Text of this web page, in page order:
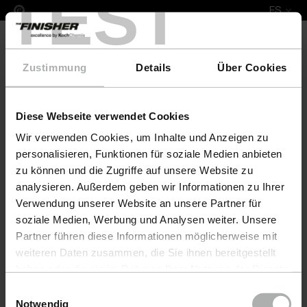
TEST
Zustimmung Details Über Cookies
Diese Webseite verwendet Cookies
Wir verwenden Cookies, um Inhalte und Anzeigen zu
personalisieren, Funktionen für soziale Medien anbieten
zu können und die Zugriffe auf unsere Website zu
analysieren. Außerdem geben wir Informationen zu Ihrer
Verwendung unserer Website an unsere Partner für
soziale Medien, Werbung und Analysen weiter. Unsere
Partner führen diese Informationen möglicherweise mit
weiteren Daten zusammen, die Sie ihnen bereitgestellt
Einstellungen zu den Cookies finden Sie unter
Notwendig
ES
Leather Fresh Set XL Mercedes-Benz